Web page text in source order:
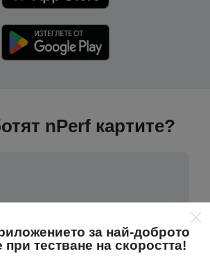
nPerf картите?
от тестове, проведени от
за най-доброто
тестване на скоростта!